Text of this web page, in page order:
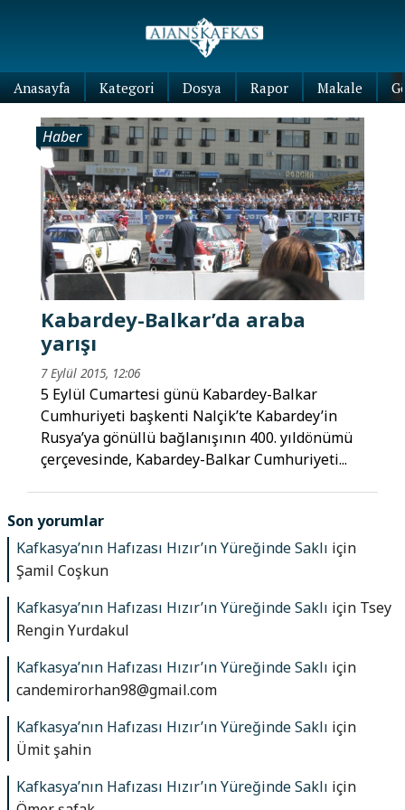
Anasayfa Kategori Dosya Rapor Makale
Haber
Kabardey-Balkar’da araba
yarışı
7 Eylül 2015, 12:06
5 Eylül Cumartesi günü Kabardey-Balkar
Cumhuriyeti başkenti Nalçik’te Kabardey’in
Rusya’ya gönüllü bağlanışının 400. yıldönümü
çerçevesinde, Kabardey-Balkar Cumhuriyeti...
Son yorumlar
Kafkasya’nın Hafızası Hızır’ın Yüreğinde Saklı için
Şamil Coşkun
Kafkasya’nın Hafızası Hızır’ın Yüreğinde Saklı için Tsey
Rengin Yurdakul
Kafkasya’nın Hafızası Hızır’ın Yüreğinde Saklı için
candemirorhan98@gmail.com
Kafkasya’nın Hafızası Hızır’ın Yüreğinde Saklı için
Ümit şahin
Kafkasya’nın Hafızası Hızır’ın Yüreğinde Saklı için